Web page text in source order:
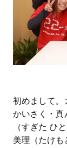
初めまして。
かいさく・真
（すぎた ひ
美理（たけ